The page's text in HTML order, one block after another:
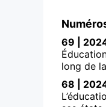
69 |
long de
68 |